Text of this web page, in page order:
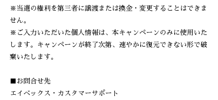
※当選の権利を第三者に譲渡または換金・変更することはできま
せん。
※ご入力いただいた個人情報は、本キャンペーンのみに使用いた
します。キャンペーンが終了次第、速やかに復元できない形で破
棄いたします。
■お問合せ先
エイベックス・カスタマーサポート